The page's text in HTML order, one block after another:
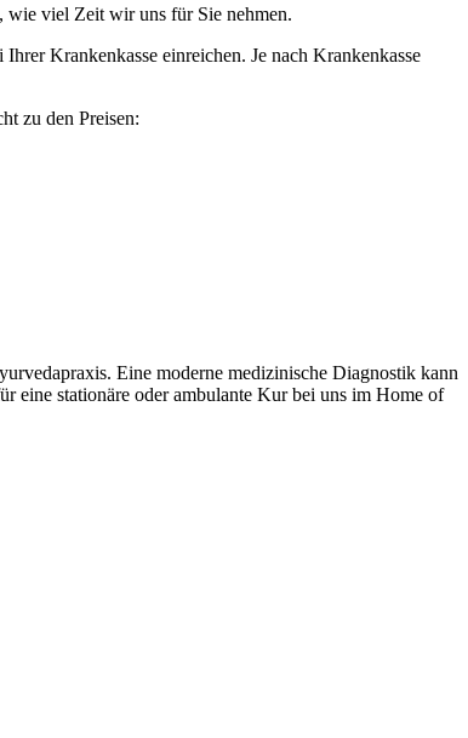
wie viel Zeit wir uns für Sie nehmen.
Krankenkasse einreichen. Je nach Krankenkasse
zu den Preisen:
Eine moderne medizinische Diagnostik kann
eine stationäre oder ambulante Kur bei uns im Home of